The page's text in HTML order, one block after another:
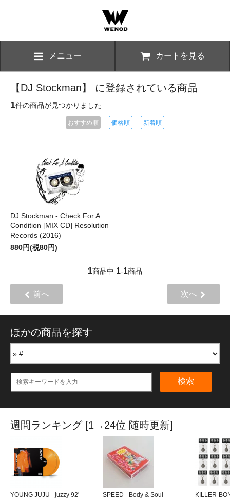
メニュー カートを見る
【DJ Stockman】 に登録されている商品
1件の商品が見つかりました
おすすめ順 価格順 新着順
DJ Stockman - Check For A
Condition [MIX CD] Resolution
Records (2016)
880円(税80円)
1商品中 1-1商品
前へ 次へ
ほかの商品を探す
検索
週間ランキング [1→24位 随時更新]
YOUNG JUJU - juzzy 92'
SPEED - Body & Soul
KILLER-